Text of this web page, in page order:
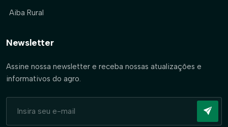
Aiba Rural
Newsletter
Assine nossa newsletter e receba nossas atualizações e
informativos do agro.